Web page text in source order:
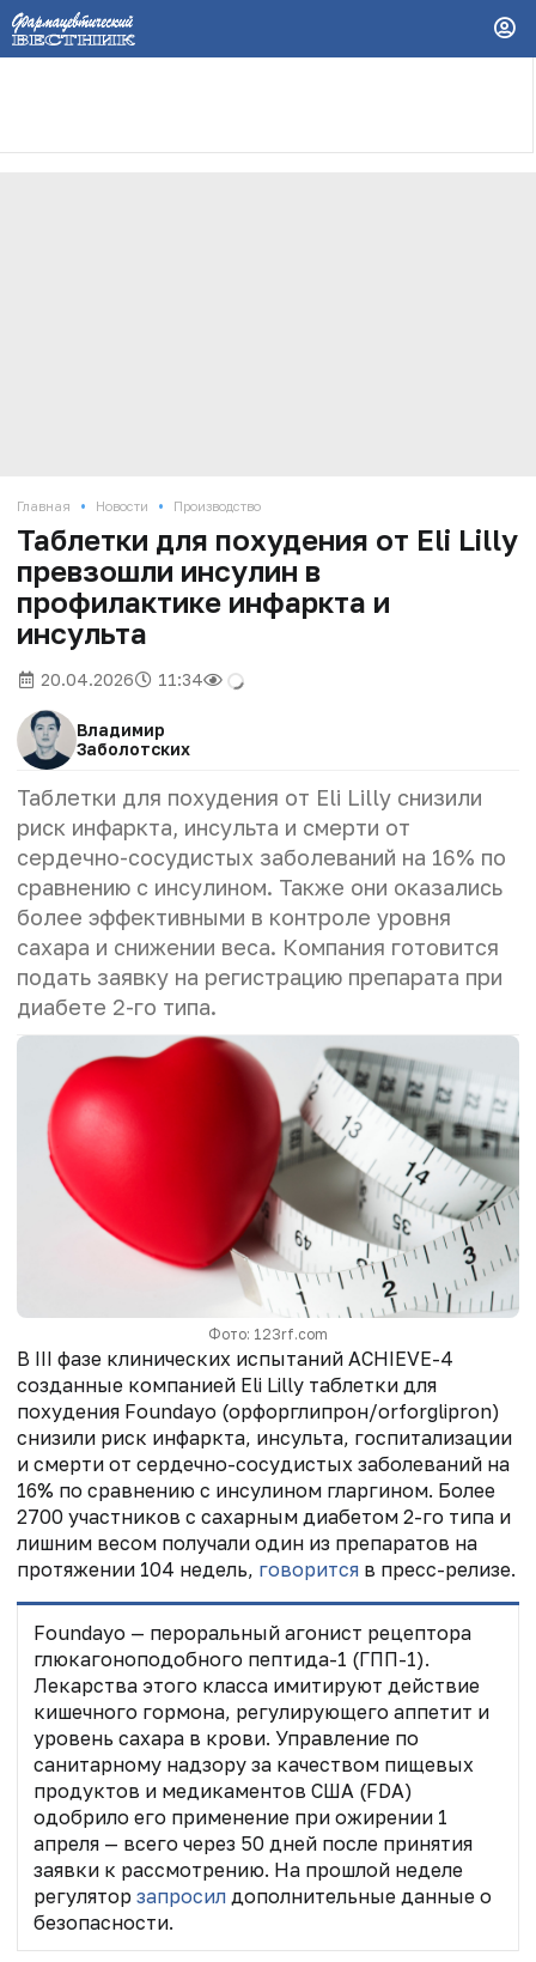
Главная • Новости • Производство
Таблетки для похудения от Eli Lilly
превзошли инсулин в
профилактике инфаркта и
инсульта
20.04.2026 11:34
Владимир
Заболотских
Таблетки для похудения от Eli Lilly снизили
риск инфаркта, инсульта и смерти от
сердечно-сосудистых заболеваний на 16% по
сравнению с инсулином. Также они оказались
более эффективными в контроле уровня
сахара и снижении веса. Компания готовится
подать заявку на регистрацию препарата при
диабете 2-го типа.
Фото: 123rf.com
В III фазе клинических испытаний ACHIEVE-4
созданные компанией Eli Lilly таблетки для
похудения Foundayo (орфорглипрон/orforglipron)
снизили риск инфаркта, инсульта, госпитализации
и смерти от сердечно-сосудистых заболеваний на
16% по сравнению с инсулином гларгином. Более
2700 участников с сахарным диабетом 2-го типа и
лишним весом получали один из препаратов на
протяжении 104 недель, говорится в пресс-релизе.
Foundayo — пероральный агонист рецептора
глюкагоноподобного пептида-1 (ГПП-1).
Лекарства этого класса имитируют действие
кишечного гормона, регулирующего аппетит и
уровень сахара в крови. Управление по
санитарному надзору за качеством пищевых
продуктов и медикаментов США (FDA)
одобрило его применение при ожирении 1
апреля — всего через 50 дней после принятия
заявки к рассмотрению. На прошлой неделе
регулятор запросилдополнительные данные о
безопасности.